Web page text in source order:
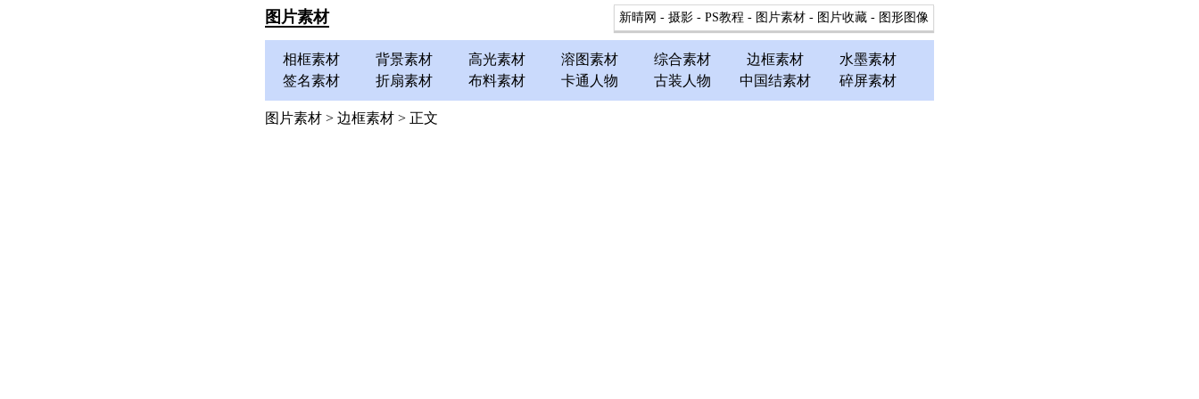
图片素材 新晴网 - 摄影 - PS教程 - 图片素材 - 图片收藏 - 图形图像
相框素材 背景素材 高光素材 溶图素材 综合素材 边框素材
水墨素材
签名素材
折扇素材 布料素材 卡通人物 古装人物 中国结素材 碎屏素材
图片素材 > 边框素材 > 正文